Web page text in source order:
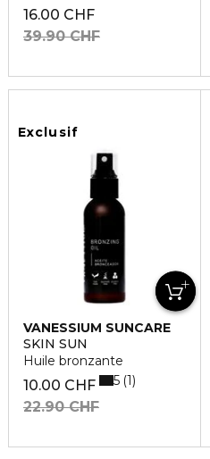
16.00 CHF
39.90 CHF
Exclusif
VANESSIUM SUNCARE
SKIN SUN
Huile bronzante
10.00 CHF
22.90 CHF
5 1